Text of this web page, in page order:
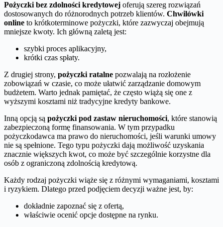
Pożyczki bez zdolności kredytowej oferują szereg rozwiązań
dostosowanych do różnorodnych potrzeb klientów. Chwilówki
online to krótkoterminowe pożyczki, które zazwyczaj obejmują
mniejsze kwoty. Ich główną zaletą jest:
szybki proces aplikacyjny,
krótki czas spłaty.
Z drugiej strony, pożyczki ratalne pozwalają na rozłożenie
zobowiązań w czasie, co może ułatwić zarządzanie domowym
budżetem. Warto jednak pamiętać, że często wiążą się one z
wyższymi kosztami niż tradycyjne kredyty bankowe.
Inną opcją są pożyczki pod zastaw nieruchomości, które stanowią
zabezpieczoną formę finansowania. W tym przypadku
pożyczkodawca ma prawo do nieruchomości, jeśli warunki umowy
nie są spełnione. Tego typu pożyczki dają możliwość uzyskania
znacznie większych kwot, co może być szczególnie korzystne dla
osób z ograniczoną zdolnością kredytową.
Każdy rodzaj pożyczki wiąże się z różnymi wymaganiami, kosztami
i ryzykiem. Dlatego przed podjęciem decyzji ważne jest, by:
dokładnie zapoznać się z ofertą,
właściwie ocenić opcje dostępne na rynku.